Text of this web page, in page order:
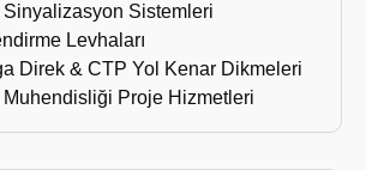
Sinyalizasyon Sistemleri
Levhaları
Direk & CTP Yol Kenar Dikmeleri
Muhendisliği Proje Hizmetleri